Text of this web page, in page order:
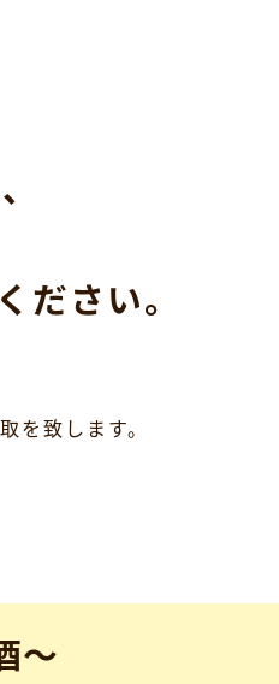
ださい。
を致します。
～